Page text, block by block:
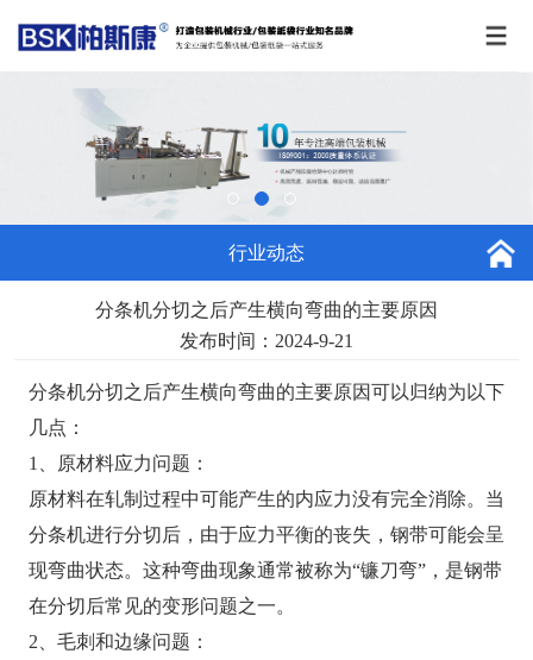
行业动态
分条机分切之后产生横向弯曲的主要原因
发布时间：2024-9-21
分条机分切之后产生横向弯曲的主要原因可以归纳为以下
几点：
1、原材料应力问题：
原材料在轧制过程中可能产生的内应力没有完全消除。当
分条机进行分切后，由于应力平衡的丧失，钢带可能会呈
现弯曲状态。这种弯曲现象通常被称为“镰刀弯”，是钢带
在分切后常见的变形问题之一。
2、毛刺和边缘问题：